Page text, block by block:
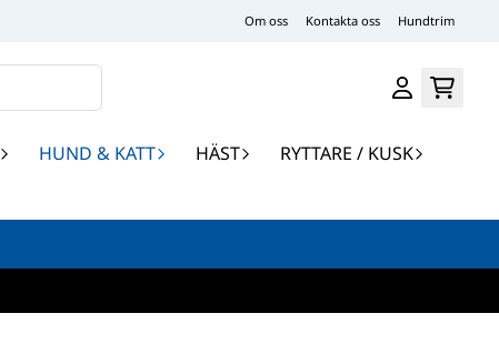
Om oss Kontakta oss Hundtrim
HUND & KATT HÄST
RYTTARE / KUSK